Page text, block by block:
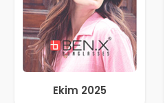
Ekim 2025